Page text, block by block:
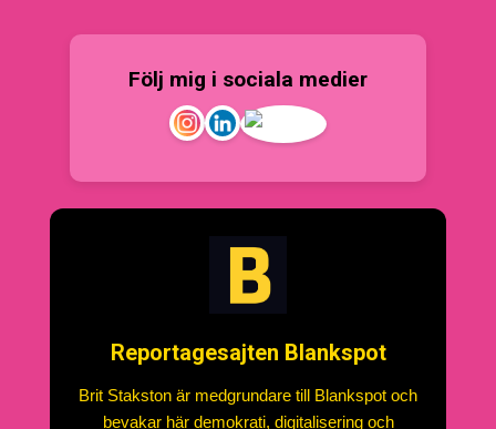
Följ mig i sociala medier
Reportagesajten Blankspot
Brit Stakston är medgrundare till Blankspot och
bevakar här demokrati, digitalisering och